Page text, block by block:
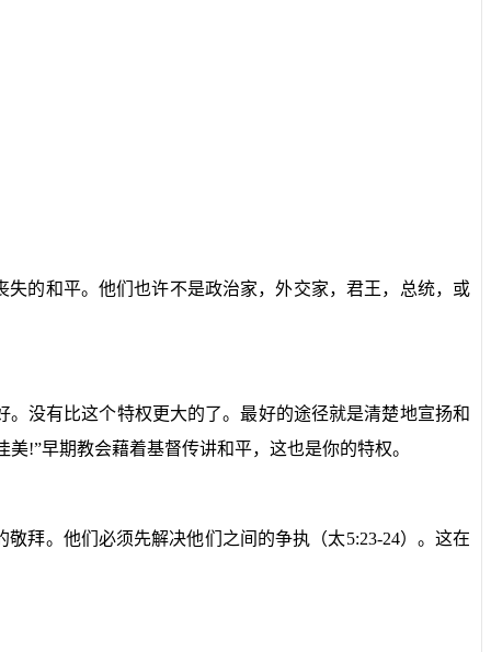
的和平。他们也许不是政治家，外交家，君王，总统，或
没有比这个特权更大的了。最好的途径就是清楚地宣扬和
美!”早期教会藉着基督传讲和平，这也是你的特权。
拜。他们必须先解决他们之间的争执（太5:23-24）。这在